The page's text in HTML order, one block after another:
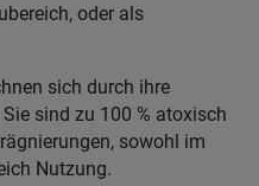
oder als
sich durch ihre
sind zu 100 % atoxisch
sowohl im
Nutzung.